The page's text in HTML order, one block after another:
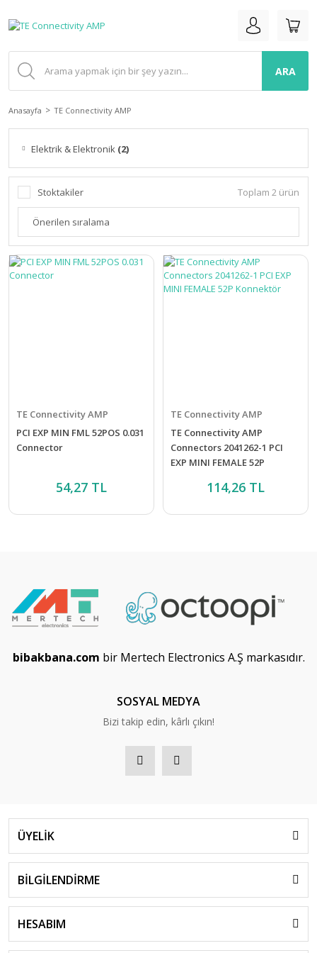
ARA
Anasayfa TE Connectivity AMP
Elektrik & Elektronik (2)
Stoktakiler Toplam 2 ürün
TE Connectivity AMP
PCI EXP MIN FML 52POS 0.031
Connector
54,27 TL
TE Connectivity AMP
TE Connectivity AMP
Connectors 2041262-1 PCI
EXP MINI FEMALE 52P
114,26 TL
bibakbana.com bir Mertech Electronics A.Ş markasıdır.
SOSYAL MEDYA
Bizi takip edin, kârlı çıkın!
ÜYELİK
BİLGİLENDİRME
HESABIM